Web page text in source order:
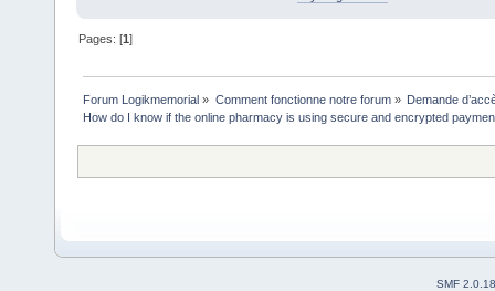
Pages: [1]
Forum Logikmemorial » Comment fonctionne notre forum» Demande
How do I know if the online pharmacy is using secure and encrypted
SMF 2.0.18